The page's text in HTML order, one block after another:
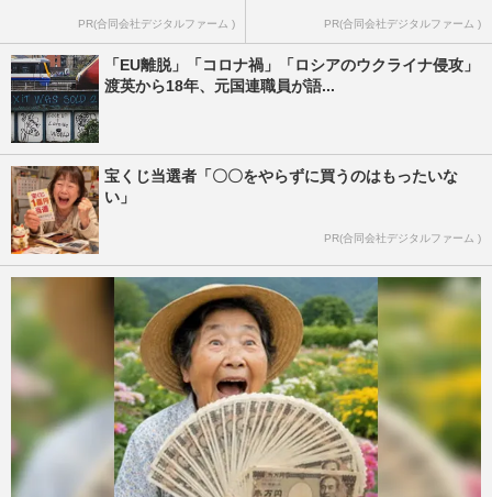
PR(合同会社デジタルファーム ) PR(合同会社デジタルファーム )
「EU離脱」「コロナ禍」「ロシアのウクライナ侵攻」
渡英から18年、元国連職員が語...
宝くじ当選者「〇〇をやらずに買うのはもったいな
い」
PR(合同会社デジタルファーム )